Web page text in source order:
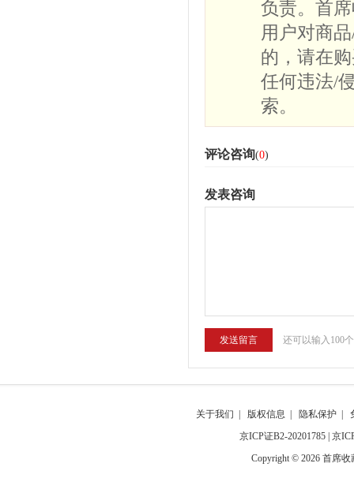
负责。首
用户对商
的，请在
任何违法/
索。
评论咨询(0)
发表咨询
还可以输入100
关于我们 版权信息 隐私保护
京ICP证B2-20201785 京
Copyright © 2026 首席收